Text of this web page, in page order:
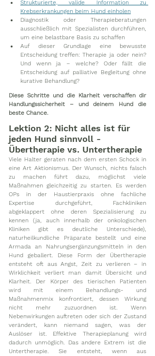
Strukturierte, valide Information zu
Krebserkrankungen beim Hund einholen
Diagnostik oder Therapieberatungen
ausschließlich mit Spezialisten durchführen,
um eine belastbare Basis zu schaffen
Auf dieser Grundlage eine bewusste
Entscheidung treffen: Therapie ja oder nein?
Und wenn ja – welche? Oder fällt die
Entscheidung auf palliative Begleitung ohne
kurative Behandlung?
Diese Schritte und die Klarheit verschaffen dir
Handlungssicherheit – und deinem Hund die
beste Chance.
Lektion 2: Nicht alles ist für
jeden Hund sinnvoll -
Übertherapie vs. Untertherapie
Viele Halter geraten nach dem ersten Schock in
eine Art Aktionismus. Der Wunsch, nichts falsch
zu machen führt dazu, möglichst viele
Maßnahmen gleichzeitig zu starten. Es werden
OPs in der Haustierpraxis ohne fachliche
Expertise durchgeführt, Fachkliniken
abgeklappert ohne deren Spezialisierung zu
kennen (ja, auch innerhalb der onkologischen
Kliniken gibt es deutliche Unterschiede),
naturheilkundliche Präparate bestellt und eine
Armada an Nahrungsergänzungsmitteln in den
Hund geballert. Diese Form der Übertherapie
entsteht oft aus Angst, Zeit zu verlieren – in
Wirklichkeit verliert man damit Übersicht und
Klarheit. Der Körper des tierischen Patienten
wird mit einem Behandlungs- und
Maßnahmenmix konfrontiert, dessen Wirkung
nicht mehr zuzuordnen ist. Wenn
Nebenwirkungen auftreten oder sich der Zustand
verändert, kann niemand sagen, was der
Auslöser ist. Effektive Therapieplanung wird
dadurch unmöglich. Das andere Extrem ist die
Untertherapie. Sie entsteht, wenn aus